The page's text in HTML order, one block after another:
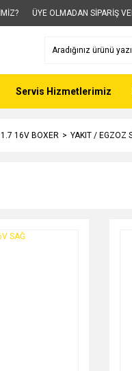
ÜYE OLMADAN SİPARİŞ
Servis Hizmetlerimiz
16V BOXER YAKIT / EGZOZ